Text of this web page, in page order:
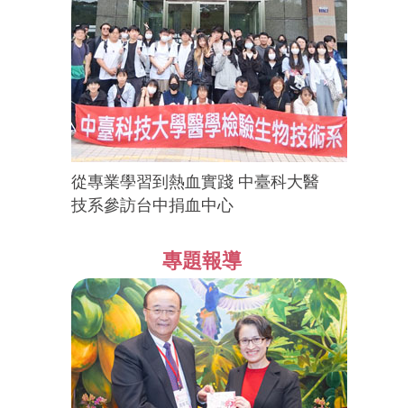
從專業學習到熱血實踐 中臺科大醫
技系參訪台中捐血中心
專題報導